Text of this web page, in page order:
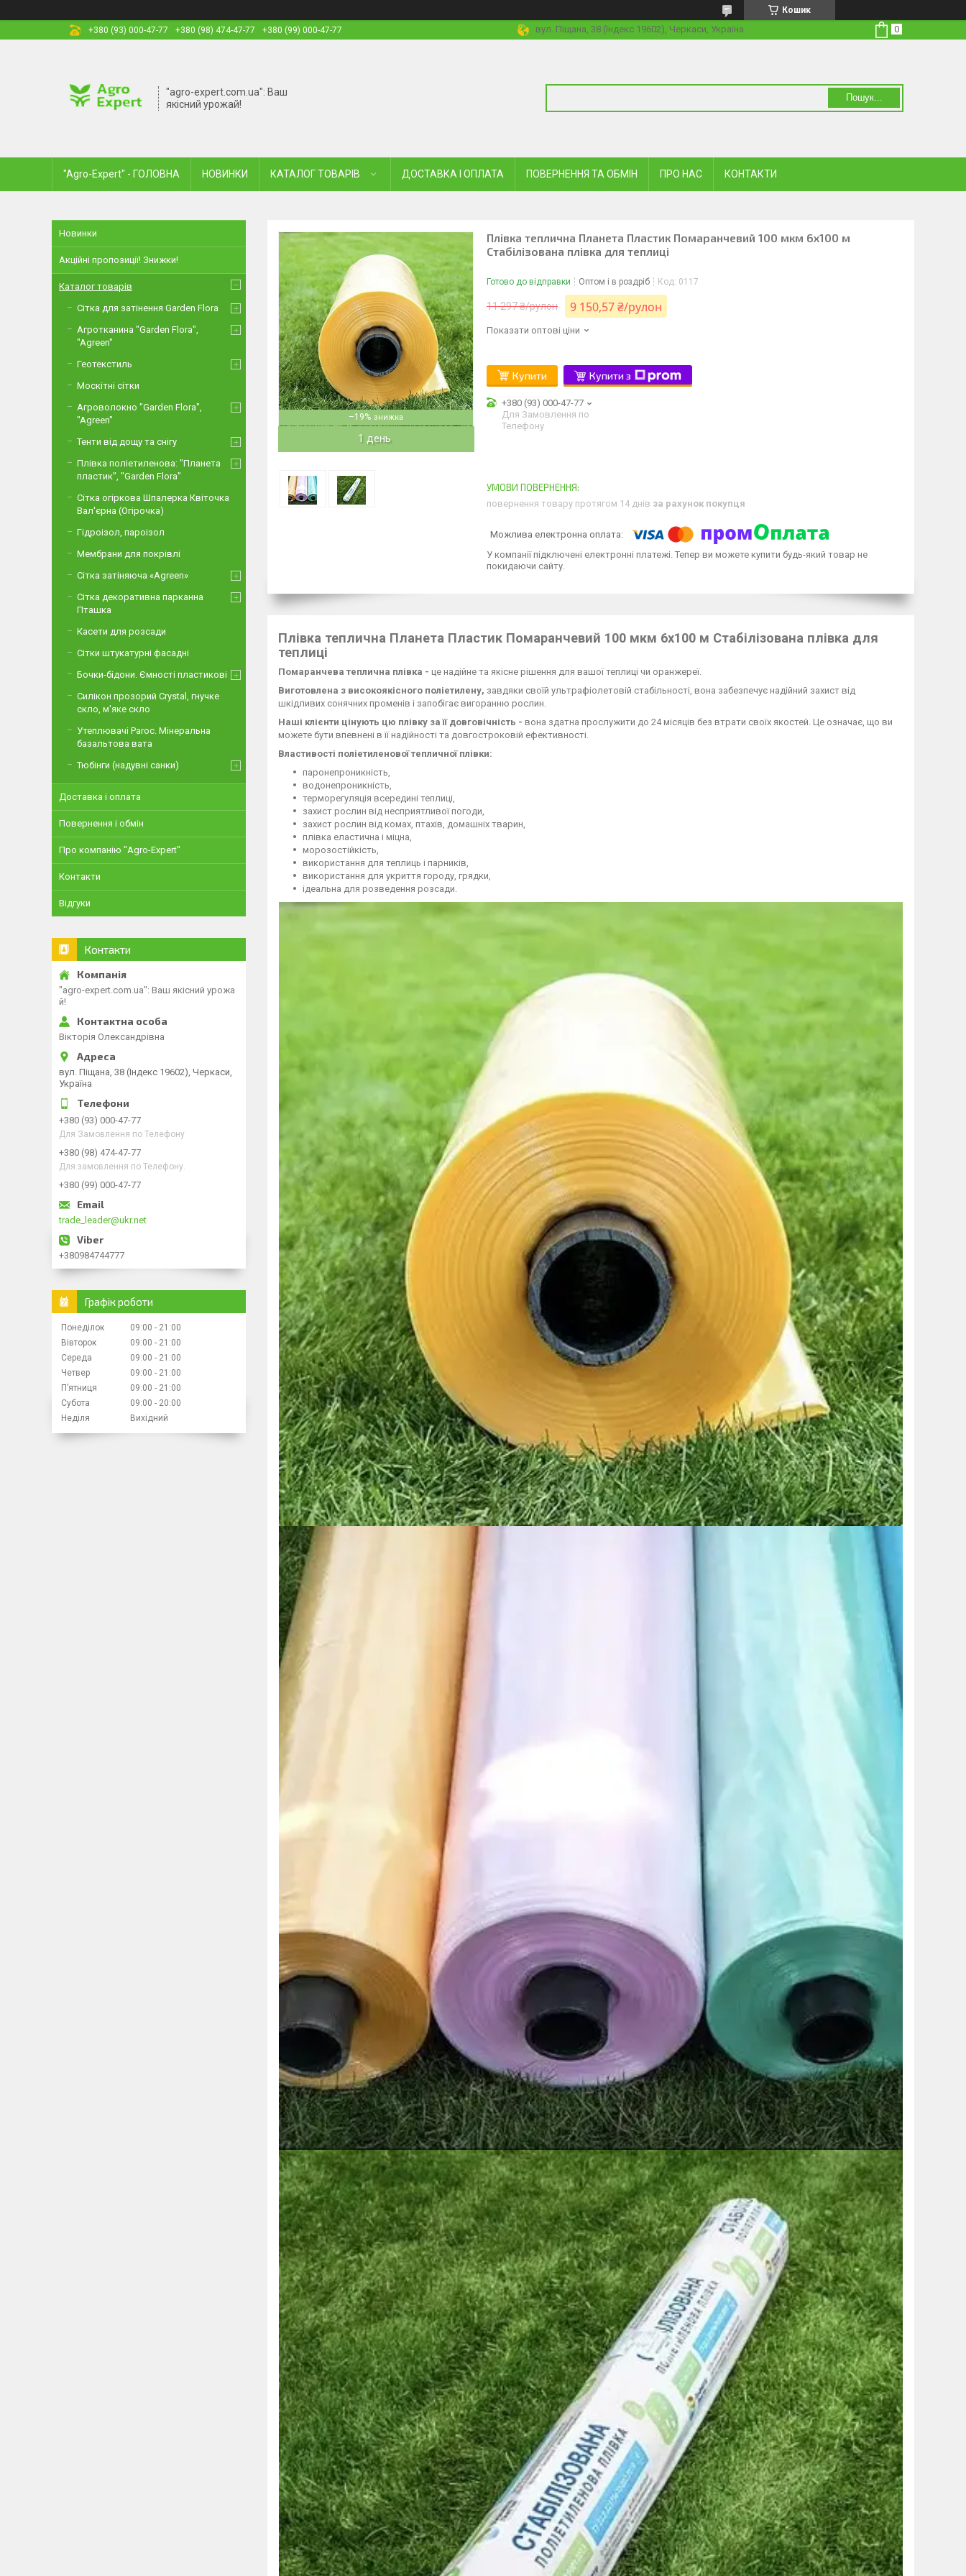
Кошик
+380 (93) 000-47-77
+380 (98) 474-47-77 +380 (99) 000-47-77 вул. Піщана, 38 (Індекс 19602), Черкаси, Україна
"agro-expert.com.ua": Ваш
якісний урожай!
Пошук...
"Agro-Expert" - ГОЛОВНА НОВИНКИ КАТАЛОГ ТОВАРІВ ДОСТАВКА І ОПЛАТА ПОВЕРНЕННЯ ТА ОБМІН ПРО НАС КОНТАКТИ
–19%
1 день
Плівка теплична Планета Пластик Помаранчевий 100 мкм 6х100 м
Стабілізована плівка для теплиці
Готово до відправки Оптом і в роздріб Код: 0117
11 297 ₴/рулон 9 150,57 ₴/рулон
Показати оптові ціни
Купити Купити з
+380 (93) 000-47-77
Для Замовлення по
Телефону
повернення товару протягом 14 днів за рахунок покупця
У компанії підключені електронні платежі. Тепер ви можете купити будь-який товар не
покидаючи сайту.
Плівка теплична Планета Пластик Помаранчевий 100 мкм 6х100 м Стабілізована плівка для
теплиці
Помаранчева теплична плівка - це надійне та якісне рішення для вашої теплиці чи оранжереї.
Виготовлена з високоякісного поліетилену, завдяки своїй ультрафіолетовій стабільності, вона забезпечує надійний захист від
шкідливих сонячних променів і запобігає вигоранню рослин.
Наші клієнти цінують цю плівку за її довговічність - вона здатна прослужити до 24 місяців без втрати своїх якостей. Це означає, що ви
можете бути впевнені в її надійності та довгостроковій ефективності.
Властивості поліетиленової тепличної плівки:
паронепроникність,
водонепроникність,
терморегуляція всередині теплиці,
захист рослин від несприятливої погоди,
захист рослин від комах, птахів, домашніх тварин,
плівка еластична і міцна,
морозостійкість,
використання для теплиць і парників,
використання для укриття городу, грядки,
ідеальна для розведення розсади.
Новинки
Акційні пропозиції! Знижки!
Каталог товарів
Сітка для затінення Garden Flora
Агротканина "Garden Flora",
"Agreen"
Геотекстиль
Москітні сітки
Агроволокно "Garden Flora",
"Agreen"
Тенти від дощу та снігу
Плівка поліетиленова: "Планета
пластик", "Garden Flora"
Сітка огіркова Шпалерка Квіточка
Вал'єрна (Огірочка)
Гідроізол, пароізол
Мембрани для покрівлі
Сітка затіняюча «Agreen»
Сітка декоративна парканна
Пташка
Касети для розсади
Сітки штукатурні фасадні
Бочки-бідони. Ємності пластикові
Силікон прозорий Crystal, гнучке
скло, м'яке скло
Утеплювачі Paroc. Мінеральна
базальтова вата
Тюбінги (надувні санки)
Доставка і оплата
Повернення і обмін
Про компанію "Agro-Expert"
Контакти
Відгуки
Контакти
"agro-expert.com.ua": Ваш якісний урожа
й!
Вікторія Олександрівна
вул. Піщана, 38 (Індекс 19602), Черкаси,
Україна
+380 (93) 000-47-77
Для Замовлення по Телефону
+380 (98) 474-47-77
Для замовлення по Телефону.
+380 (99) 000-47-77
trade_leader@ukr.net
+380984744777
Графік роботи
Понеділок 09:00
21:00
Вівторок
09:00
21:00
Середа
09:00
21:00
Четвер
09:00
21:00
Пʼятниця
09:00
21:00
Субота
09:00
20:00
Неділя
Вихідний